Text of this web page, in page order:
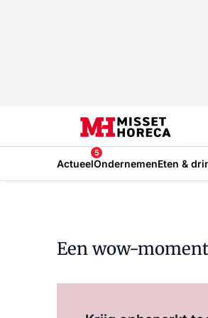
Actueel
5
OndernemenEten &
Een wow-